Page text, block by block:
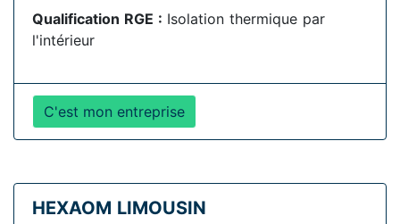
Qualification RGE : Isolation thermique par
l'intérieur
C'est mon entreprise
HEXAOM LIMOUSIN